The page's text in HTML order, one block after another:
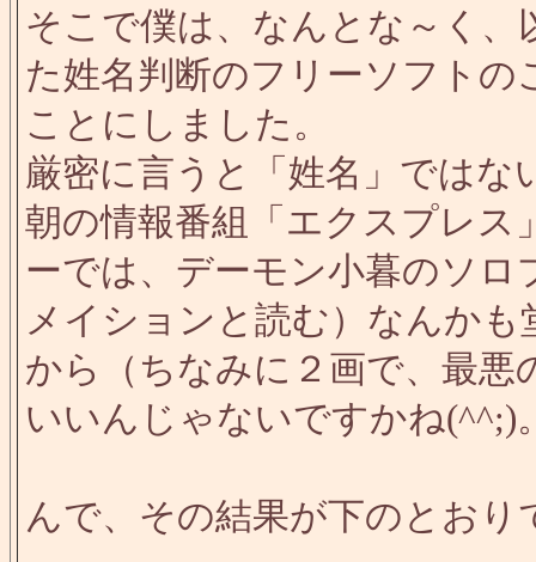
そこで僕は、なんとな～く
た姓名判断のフリーソフト
ことにしました。
厳密に言うと「姓名」では
朝の情報番組「エクスプレス
ーでは、デーモン小暮のソ
メイションと読む）なんか
から（ちなみに２画で、最
いいんじゃないですかね(^^;)
んで、その結果が下のとおり